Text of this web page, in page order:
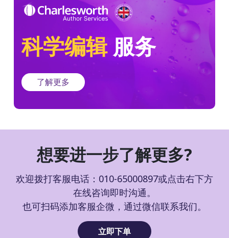
科学编辑服务
了解更多
想要进一步了解更多?
欢迎拨打客服电话：010-65000897或点击右下方
在线咨询即时沟通。
也可扫码添加客服企微，通过微信联系我们。
立即下单